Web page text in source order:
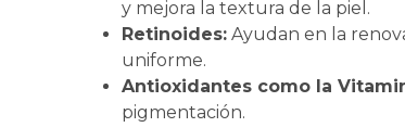
y mejora la textura de la piel.
Retinoides: Ayudan en la
uniforme.
Antioxidantes como la
pigmentación.